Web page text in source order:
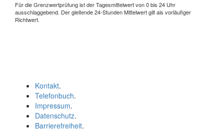
Für die Grenzwertprüfung ist der Tagesmittelwert von 0 bis 24 Uhr
ausschlaggebend. Der gleitende 24-Stunden Mittelwert gilt als vorläufiger
Richtwert.
Kontakt.
Telefonbuch.
Impressum.
Datenschutz.
Barrierefreiheit.